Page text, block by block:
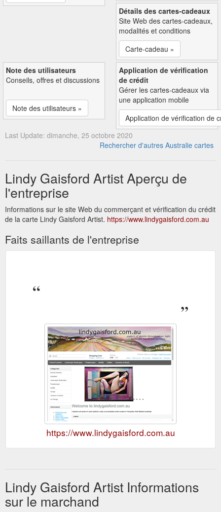
Détails des cartes-cadeaux
Site Web des cartes-cadeaux,
modalités et conditions
Carte-cadeau »
Note des utilisateurs
Conseils, offres et discussions
Note des utilisateurs »
Application de vérification
de crédit
Gérer les cartes-cadeaux via
une application mobile
Application de vérification de
Last Update: dimanche, 25 octobre 2020
Rechercher d'autres Australie cartes
Lindy Gaisford Artist Aperçu de
l'entreprise
Informations sur le site Web du commerçant et vérification du crédit
de la carte Lindy Gaisford Artist. https://www.lindygaisford.com.au
Faits saillants de l'entreprise
https://www.lindygaisford.com.au
Lindy Gaisford Artist Informations
sur le marchand